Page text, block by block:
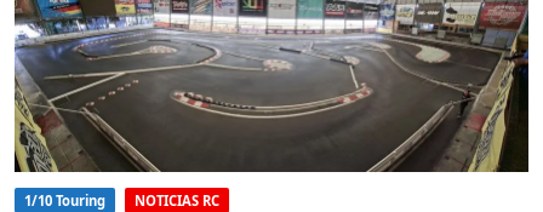
1/10 Touring NOTICIAS RC